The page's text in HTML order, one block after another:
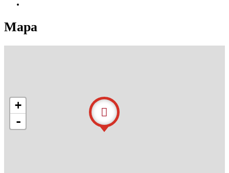
Mapa
+
-